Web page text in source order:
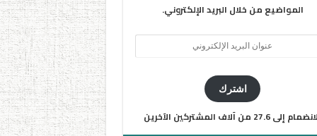
المواضيع من خلال البريد الإلكتروني.
اشترك
إلى 27.6 من آلاف المشتركين الآخرين